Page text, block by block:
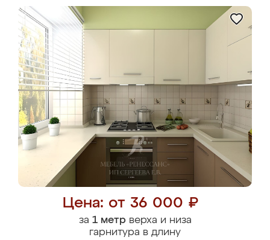
Цена: от 36 000 ₽
за 1 метрверха и низа
гарнитура в длину